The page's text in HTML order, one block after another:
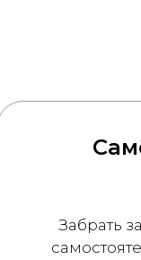
Забрать